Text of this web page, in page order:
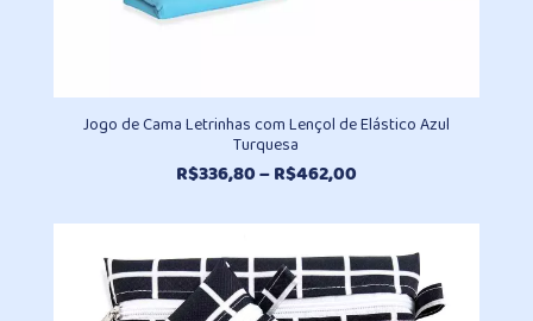
Jogo de Cama Letrinhas com Lençol de Elástico Azul
Turquesa
R$336,80–R$462,00Faixa
preço:
R$336,80
através
R$462,00